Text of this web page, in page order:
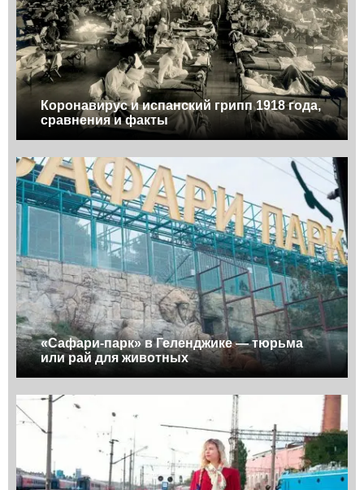
Коронавирус и испанский грипп 1918 года,
сравнения и факты
«Сафари-парк» в Геленджике — тюрьма
или рай для животных